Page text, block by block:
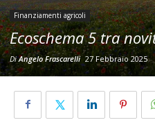
Finanziamenti agricoli
Ecoschema 5 tra
DiAngelo Frascarelli 27 Febbraio 2025